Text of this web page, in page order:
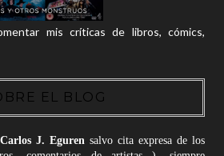
mis críticas de libros, cómics,
EL BLOG
Carlos J. Egurensalvo cita expresa de los